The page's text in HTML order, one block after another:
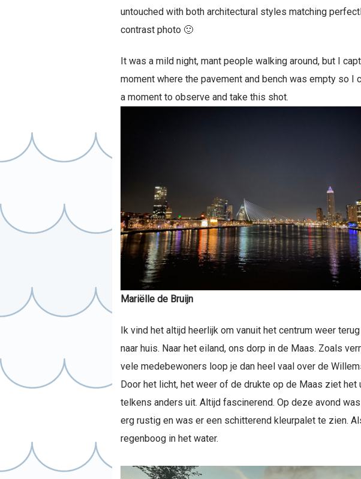
untouched with both architectural styles matching
contrast photo 🙂
It was a mild night, mant people walking around, but I
moment where the pavement and bench was empty so I
a moment to observe and take this shot.
Mariëlle de Bruijn
Ik vind het altijd heerlijk om vanuit het centrum weer
naar huis. Naar het eiland, ons dorp in de Maas. Zoals
vele medebewoners loop je dan heel vaal over de
Door het licht, het weer of de drukte op de Maas ziet het
telkens anders uit. Altijd fascinerend. Op deze avond
erg rustig en was er een schitterend kleurpalet te zien.
regenboog in het water.